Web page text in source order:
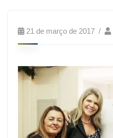
21 de março de 2017